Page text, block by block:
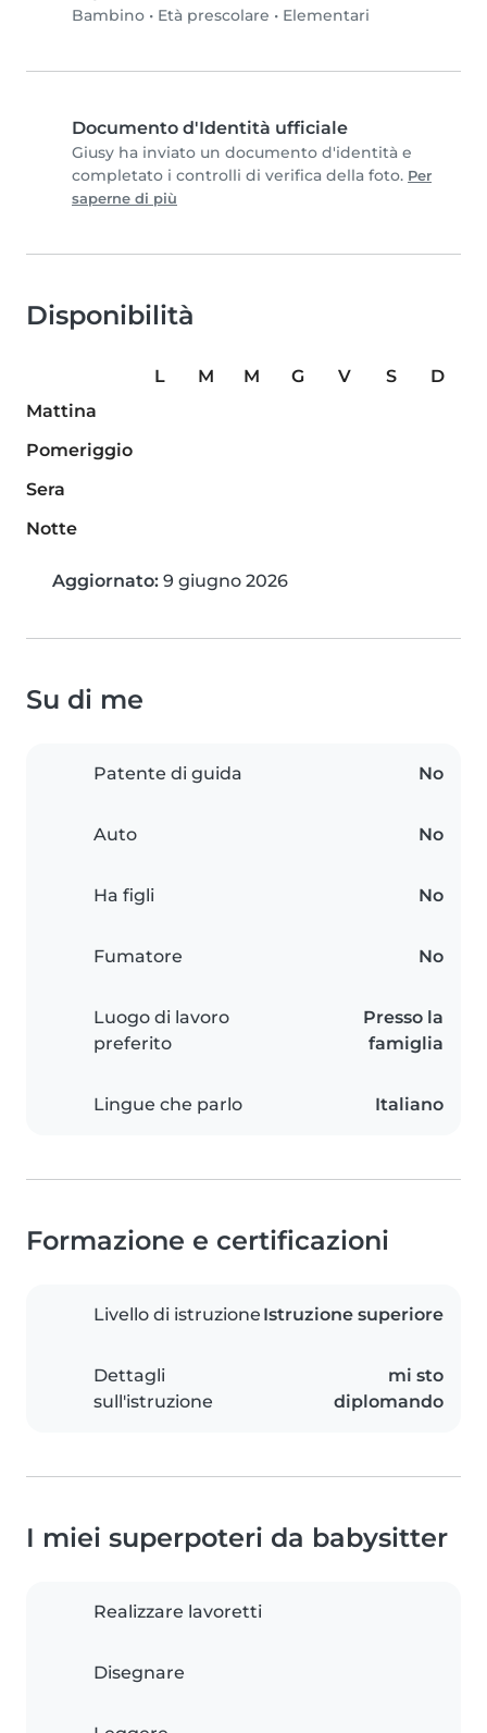
Bambino • Età prescolare • Elementari
Documento d'Identità ufficiale
Giusy ha inviato un documento d'identità e
completato i controlli di verifica della foto. Per
saperne di più
Disponibilità
L M M G V S
D
Mattina
Pomeriggio
Sera
Notte
Aggiornato: 9 giugno 2026
Su di me
Patente di guida No
Auto No
Ha figli No
Fumatore No
Luogo di lavoro
preferito
Presso la
famiglia
Lingue che parlo Italiano
Formazione e certificazioni
Livello di istruzione Istruzione superiore
Dettagli
sull'istruzione
mi sto
diplomando
I miei superpoteri da babysitter
Realizzare lavoretti
Disegnare